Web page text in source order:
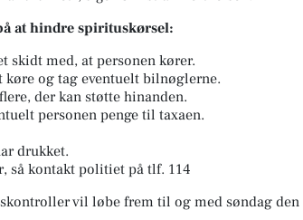
at hindre spirituskørsel:
skidt med, at personen kører.
køre og tag eventuelt bilnøglerne.
der kan støtte hinanden.
personen penge til taxaen.
drukket.
så kontakt politiet på tlf. 114
vil løbe frem til og med søndag den